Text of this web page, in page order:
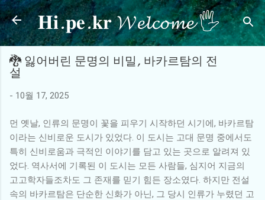
기본 콘텐츠로 건너뛰기
𝐇𝐢.𝐩𝐞.𝐤𝐫 𝓦𝓮𝓵𝓬𝓸𝓶𝓮 🖐
🐉 잃어버린 문명의 비밀, 바카르탐의 전
설
- 10월 17, 2025
먼 옛날, 인류의 문명이 꽃을 피우기 시작하던 시기에, 바카르탐
이라는 신비로운 도시가 있었다. 이 도시는 고대 문명 중에서도
특히 신비로움과 극적인 이야기를 담고 있는 곳으로 알려져 있
었다. 역사서에 기록된 이 도시는 모든 사람들, 심지어 지금의
고고학자들조차도 그 존재를 믿기 힘든 장소였다. 하지만 전설
속의 바카르탐은 단순한 신화가 아닌, 그 당시 인류가 누렸던 고